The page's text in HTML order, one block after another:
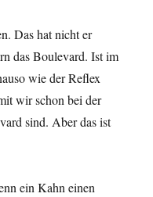
Das hat nicht er
das Boulevard. Ist im
wie der Reflex
wir schon bei der
sind. Aber das ist
ein Kahn einen